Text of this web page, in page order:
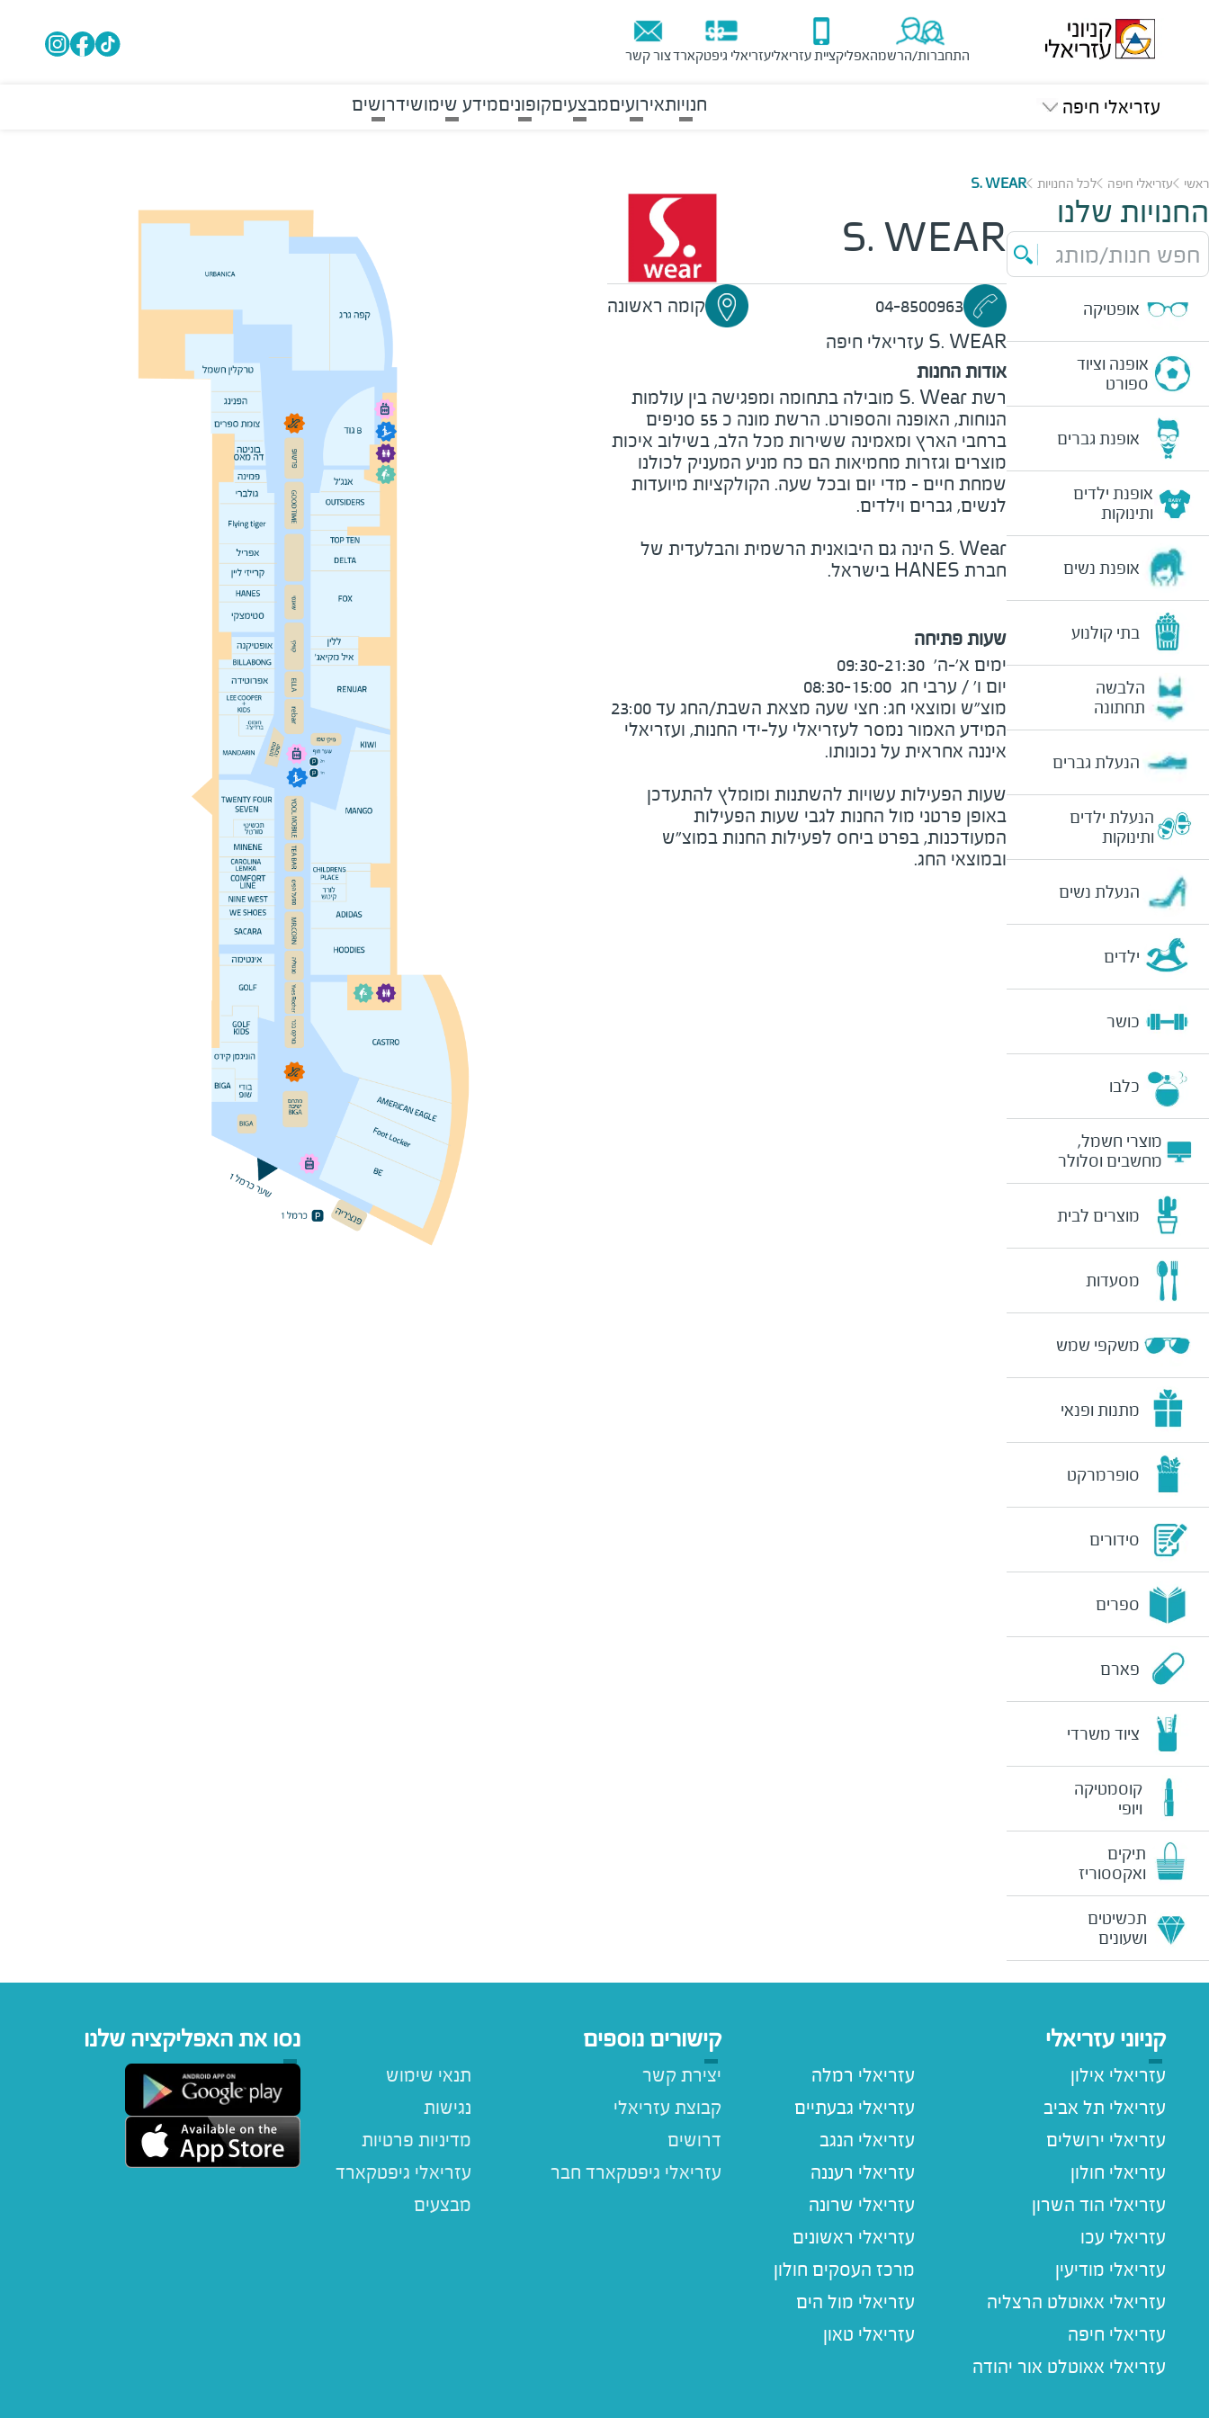
התחברות/הרשמהאפליקציית עזריאליעזריאלי גיפטקארדצור קשר
עזריאלי חיפה חנויותאירועיםמבצעיםקופוניםמידע שימושידרושים
ראשי עזריאלי חיפה לכל החנויות S. WEAR
החנויות שלנו
חפש חנות/מותג
אופטיקה
אופנה וציוד
ספורט
אופנת גברים
אופנת ילדים
ותינוקות
אופנת נשים
בתי קולנוע
הלבשה
תחתונה
הנעלת גברים
הנעלת ילדים
ותינוקות
הנעלת נשים
ילדים
כושר
כלבו
מוצרי חשמל,
מחשבים וסלולר
מוצרים לבית
מסעדות
משקפי שמש
מתנות ופנאי
סופרמרקט
סידורים
ספרים
פארם
ציוד משרדי
קוסמטיקה
ויופי
תיקים
ואקססוריז
תכשיטים
ושעונים
S. WEAR
04-8500963
קומה ראשונה
S. WEAR עזריאלי חיפה
אודות החנות
רשתS. Wear מובילה בתחומה ומפגישה בין עולמות
הנוחות, האופנה והספורט. הרשת מונה כ 55 סניפים
ברחבי הארץ ומאמינה ששירות מכל הלב, בשילוב איכות
מוצרים וגזרות מחמיאות הם כח מניע המעניק לכולנו
שמחת חיים - מדי יום ובכל שעה. הקולקציות מיועדות
לנשים, גברים וילדים.
S. Wear הינה גם היבואנית הרשמית והבלעדית של
חברת HANES בישראל.
שעות פתיחה
מוצ"ש ומוצאי חג: חצי שעה מצאת השבת/החג עד 23:00
המידע האמור נמסר לעזריאלי על-ידי החנות, ועזריאלי
שעות הפעילות עשויות להשתנות ומומלץ להתעדכן
באופן פרטני מול החנות לגבי שעות הפעילות
המעודכנות, בפרט ביחס לפעילות החנות במוצ"ש
ובמוצאי החג.
קניוני עזריאלי
עזריאלי אילון
עזריאלי תל אביב
עזריאלי ירושלים
עזריאלי חולון
עזריאלי הוד השרון
עזריאלי עכו
עזריאלי מודיעין
עזריאלי אאוטלט הרצליה
עזריאלי חיפה
עזריאלי אאוטלט אור יהודה
עזריאלי רמלה
עזריאלי גבעתיים
עזריאלי הנגב
עזריאלי רעננה
עזריאלי שרונה
עזריאלי ראשונים
מרכז העסקים חולון
עזריאלי מול הים
עזריאלי טאון
קישורים נוספים
תנאי שימוש
נגישות
מדיניות פרטיות
עזריאלי גיפטקארד
מבצעים
יצירת קשר
קבוצת עזריאלי
דרושים
נסו את האפליקציה שלנו